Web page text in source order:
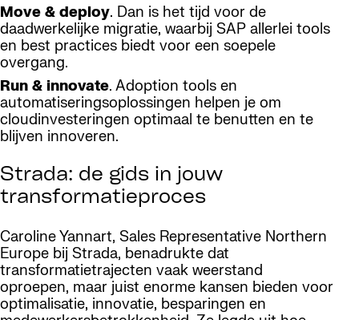
Move & deploy. Dan is het tijd voor de
daadwerkelijke migratie, waarbij SAP allerlei tools
en best practices biedt voor een soepele
overgang.
Run & innovate. Adoption tools en
automatiseringsoplossingen helpen je om
cloudinvesteringen optimaal te benutten en te
blijven innoveren.
Strada: de gids in jouw
transformatieproces
Caroline Yannart, Sales Representative Northern
Europe bij Strada, benadrukte dat
transformatietrajecten vaak weerstand
oproepen, maar juist enorme kansen bieden voor
optimalisatie, innovatie, besparingen en